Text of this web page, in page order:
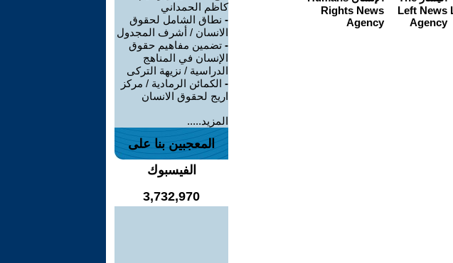
كاظم الحمداني
- نطاق الشامل لحقوق
الانسان / أشرف المجدول
- تضمين مفاهيم حقوق
الإنسان في المناهج
الدراسية / نزيهة التركى
- الكمائن الرمادية / مركز
اريج لحقوق الانسان
المزيد.....
المعجبين بنا على
الفيسبوك
3,732,970